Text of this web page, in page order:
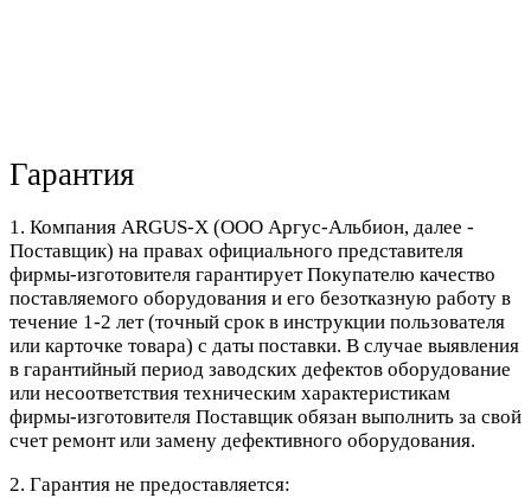
Гарантия
1. Компания ARGUS-X (ООО Аргус-Альбион, далее -
Поставщик) на правах официального представителя
фирмы-изготовителя гарантирует Покупателю качество
поставляемого оборудования и его безотказную работу в
течение 1-2 лет (точный срок в инструкции пользователя
или карточке товара) с даты поставки. В случае выявления
в гарантийный период заводских дефектов оборудование
или несоответствия техническим характеристикам
фирмы-изготовителя Поставщик обязан выполнить за свой
счет ремонт или замену дефективного оборудования.
2. Гарантия не предоставляется: